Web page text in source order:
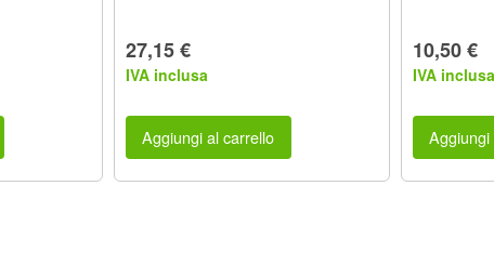
27,15 €
IVA inclusa
Aggiungi al carrello
10,50 €
IVA inclusa